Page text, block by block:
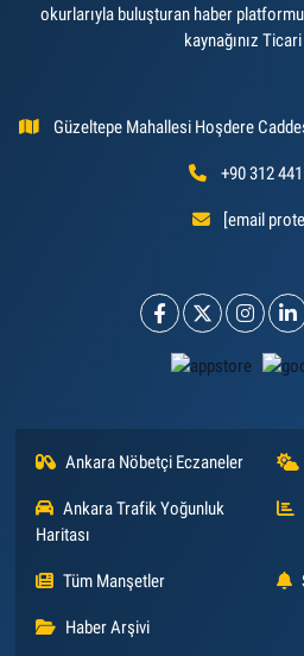
okurlarıyla buluşturan haber
kaynağınız
Güzeltepe Mahallesi Hoşdere
+90 312
[email
Ankara Nöbetçi Eczaneler
Ankara Trafik Yoğunluk
Haritası
Tüm Manşetler
Haber Arşivi